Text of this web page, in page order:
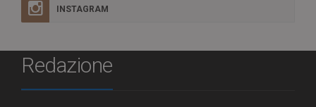
INSTAGRAM
Redazione